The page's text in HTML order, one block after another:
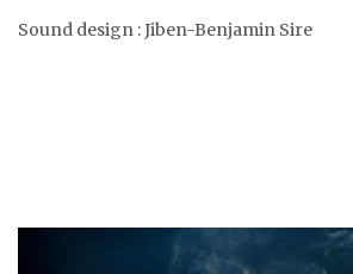
Sound design : Jiben-Benjamin Sire